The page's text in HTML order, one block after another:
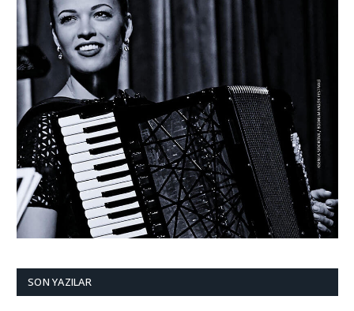
SON YAZILAR